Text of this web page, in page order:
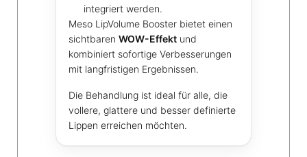
integriert werden.
Meso LipVolume Booster bietet einen
sichtbaren WOW-Effekt und
kombiniert sofortige Verbesserungen
mit langfristigen Ergebnissen.
Die Behandlung ist ideal für alle, die
vollere, glattere und besser definierte
Lippen erreichen möchten.